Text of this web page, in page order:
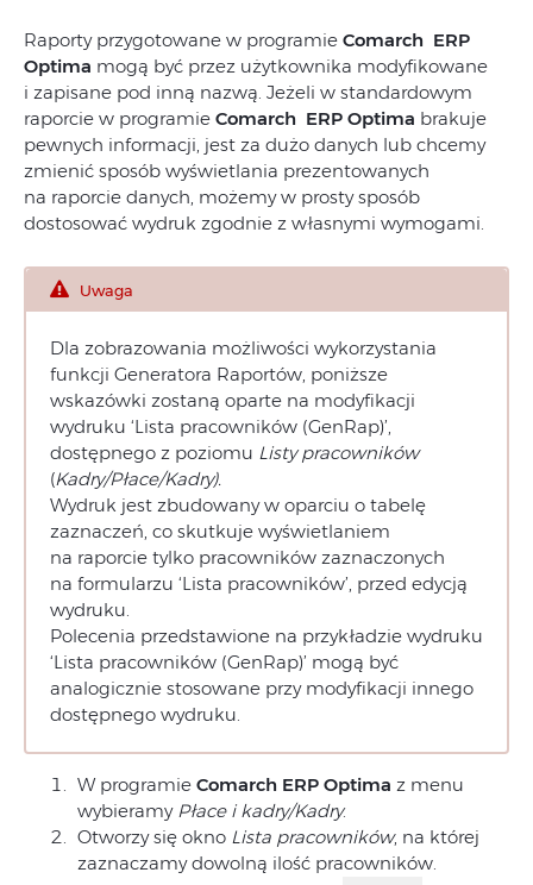
Raporty przygotowane w programie Comarch ERP
Optima mogą być przez użytkownika modyfikowane
i zapisane pod inną nazwą. Jeżeli w standardowym
raporcie w programie Comarch ERP Optima brakuje
pewnych informacji, jest za dużo danych lub chcemy
zmienić sposób wyświetlania prezentowanych
na raporcie danych, możemy w prosty sposób
dostosować wydruk zgodnie z własnymi wymogami.
Uwaga
Dla zobrazowania możliwości wykorzystania
funkcji Generatora Raportów, poniższe
wskazówki zostaną oparte na modyfikacji
wydruku ‘Lista pracowników (GenRap)’,
dostępnego z poziomu Listy pracowników
(Kadry/Płace/Kadry).
Wydruk jest zbudowany w oparciu o tabelę
zaznaczeń, co skutkuje wyświetlaniem
na raporcie tylko pracowników zaznaczonych
na formularzu ‘Lista pracowników’, przed edycją
wydruku.
Polecenia przedstawione na przykładzie wydruku
‘Lista pracowników (GenRap)’ mogą być
analogicznie stosowane przy modyfikacji innego
dostępnego wydruku.
W programie Comarch ERP Optima z menu
wybieramy Płace i kadry/Kadry.
Otworzy się okno Lista pracowników, na której
zaznaczamy dowolną ilość pracowników.